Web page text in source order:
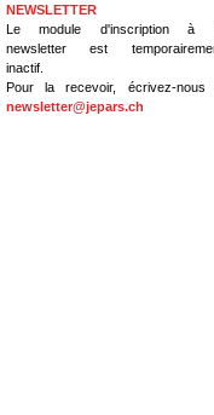
NEWSLETTER
Le module d'inscription à
newsletter est
inactif.
Pour la recevoir, écrivez-nous
newsletter@jepars.ch